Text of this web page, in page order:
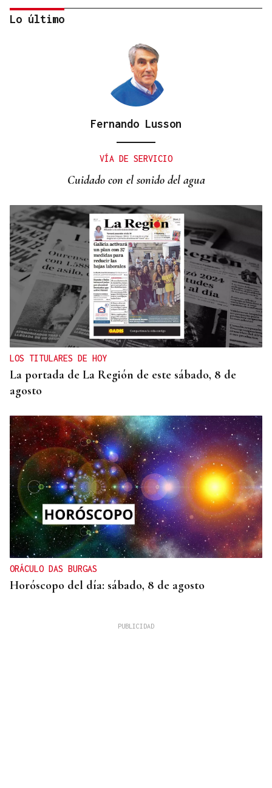
Una nueva tecnología utiliza la IA para optimizar
Lo último
Fernando Lusson
VÍA DE SERVICIO
Cuidado con el sonido del agua
LOS TITULARES DE HOY
La portada de La Región de este sábado, 8 de
agosto
ORÁCULO DAS BURGAS
Horóscopo del día: sábado, 8 de agosto